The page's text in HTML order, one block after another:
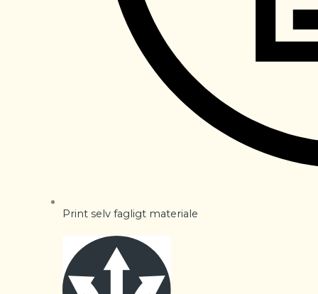
Print selv fagligt materiale